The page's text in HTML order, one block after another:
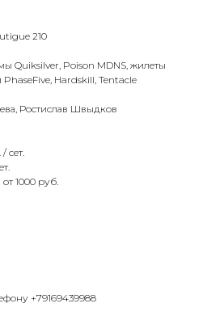
210
Quiksilver, Poison MDNS, жилеты
Hardskill, Tentacle
Ростислав Швыдков
сет.
1000 руб.
+79169439988